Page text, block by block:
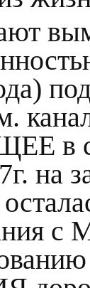
в
на
с